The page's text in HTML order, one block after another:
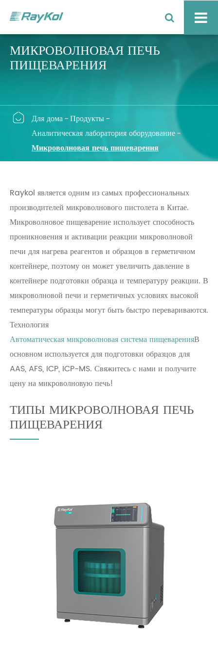
МИКРОВОЛНОВАЯ ПЕЧЬ
ПИЩЕВАРЕНИЯ
 Для дома Продукты
Аналитическая лаборатория оборудование
Микроволновая печь пищеварения
Raykol является одним из самых профессиональных
производителей микроволнового пистолета в Китае.
Микроволновое пищеварение использует способность
проникновения и активации реакции микроволновой
печи для нагрева реагентов и образцов в герметичном
контейнере, поэтому он может увеличить давление в
контейнере подготовки образца и температуру реакции. В
микроволновой печи и герметичных условиях высокой
температуры образцы могут быть быстро перевариваются.
Технология
Автоматическая микроволновая система пищеваренияВ
основном используется для подготовки образцов для
AAS, AFS, ICP, ICP-MS. Свяжитесь с нами и получите
цену на микроволновую печь!
ТИПЫ МИКРОВОЛНОВАЯ ПЕЧЬ
ПИЩЕВАРЕНИЯ